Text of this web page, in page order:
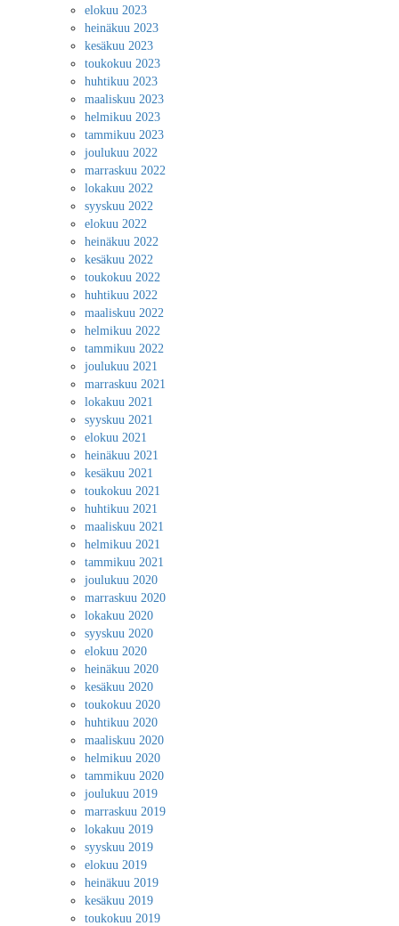
elokuu 2023
heinäkuu 2023
kesäkuu 2023
toukokuu 2023
huhtikuu 2023
maaliskuu 2023
helmikuu 2023
tammikuu 2023
joulukuu 2022
marraskuu 2022
lokakuu 2022
syyskuu 2022
elokuu 2022
heinäkuu 2022
kesäkuu 2022
toukokuu 2022
huhtikuu 2022
maaliskuu 2022
helmikuu 2022
tammikuu 2022
joulukuu 2021
marraskuu 2021
lokakuu 2021
syyskuu 2021
elokuu 2021
heinäkuu 2021
kesäkuu 2021
toukokuu 2021
huhtikuu 2021
maaliskuu 2021
helmikuu 2021
tammikuu 2021
joulukuu 2020
marraskuu 2020
lokakuu 2020
syyskuu 2020
elokuu 2020
heinäkuu 2020
kesäkuu 2020
toukokuu 2020
huhtikuu 2020
maaliskuu 2020
helmikuu 2020
tammikuu 2020
joulukuu 2019
marraskuu 2019
lokakuu 2019
syyskuu 2019
elokuu 2019
heinäkuu 2019
kesäkuu 2019
toukokuu 2019